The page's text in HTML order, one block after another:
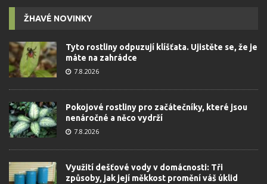
ŽHAVÉ NOVINKY
Tyto rostliny odpuzují klíšťata. Ujistěte se, že je
máte na zahrádce
7.8.2026
Pokojové rostliny pro začátečníky, které jsou
nenáročné a něco vydrží
7.8.2026
Využití dešťové vody v domácnosti: Tři
způsoby, jak její měkkost promění váš úklid